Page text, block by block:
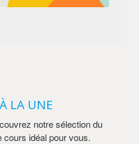
LA UNE
notre sélection du
cours idéal pour vous.